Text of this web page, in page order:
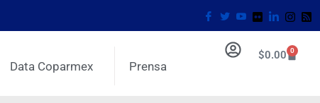
Data Coparmex Prensa
$0.00 0